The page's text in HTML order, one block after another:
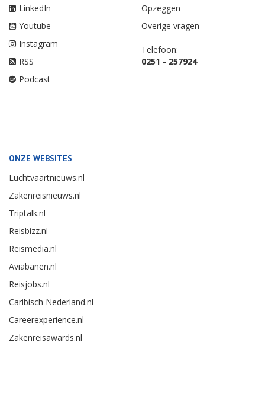
LinkedIn
Youtube
Instagram
RSS
Podcast
Opzeggen
Overige vragen
Telefoon:
0251 - 257924
ONZE WEBSITES
Luchtvaartnieuws.nl
Zakenreisnieuws.nl
Triptalk.nl
Reisbizz.nl
Reismedia.nl
Aviabanen.nl
Reisjobs.nl
Caribisch Nederland.nl
Careerexperience.nl
Zakenreisawards.nl